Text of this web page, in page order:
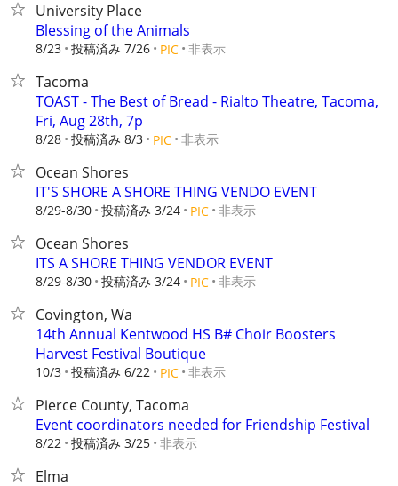
University Place
Blessing of the Animals
8/23 投稿済み 7/26 PIC 非表示
Tacoma
TOAST - The Best of Bread - Rialto Theatre, Tacoma,
Fri, Aug 28th, 7p
8/28 投稿済み 8/3 PIC 非表示
Ocean Shores
IT'S SHORE A SHORE THING VENDO EVENT
8/29-8/30 投稿済み 3/24 PIC 非表示
Ocean Shores
ITS A SHORE THING VENDOR EVENT
8/29-8/30 投稿済み 3/24 PIC 非表示
Covington, Wa
14th Annual Kentwood HS B# Choir Boosters
Harvest Festival Boutique
10/3 投稿済み 6/22 PIC 非表示
Pierce County, Tacoma
Event coordinators needed for Friendship Festival
8/22 投稿済み 3/25 非表示
Elma